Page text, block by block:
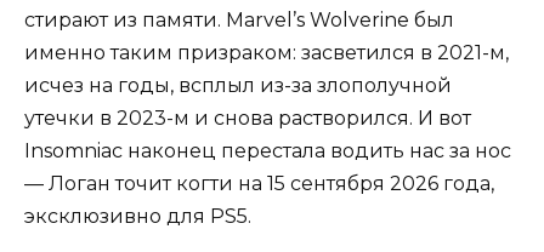
стирают из памяти. Marvel’s Wolverine был
именно таким призраком: засветился в 2021-м,
исчез на годы, всплыл из-за злополучной
утечки в 2023-м и снова растворился. И вот
Insomniac наконец перестала водить нас за нос
— Логан точит когти на 15 сентября 2026 года,
эксклюзивно для PS5.